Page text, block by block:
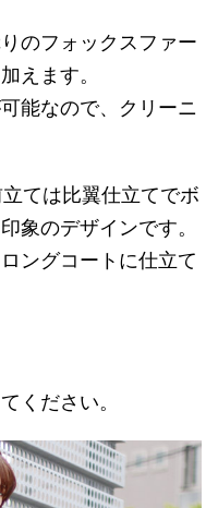
のフォックスファー
えます。
能なので、クリーニ
ては比翼仕立てでボ
象のデザインです。
ングコートに仕立て
ください。